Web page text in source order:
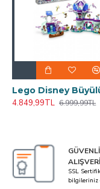
4.849,99TL 6.999,99TL
GÜVENLI
SSL
bilgileriniz